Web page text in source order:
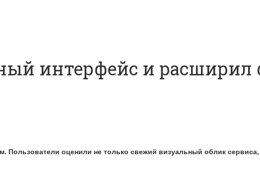
интерфейс и
Пользователи оценили не только свежий визуальный облик